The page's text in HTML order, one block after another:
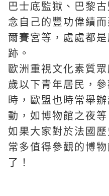
巴士底監獄、巴黎
念自己的豐功偉績
爾賽宮等，處處都
跡。
歐洲重視文化素質
歲以下青年居民，
時，歐盟也時常舉
動，如博物館之夜
如果大家對於法國
常多值得參觀的博
了！